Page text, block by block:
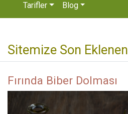
Tarifler Blog
Sitemize Son Eklenen
Fırında Biber Dolması